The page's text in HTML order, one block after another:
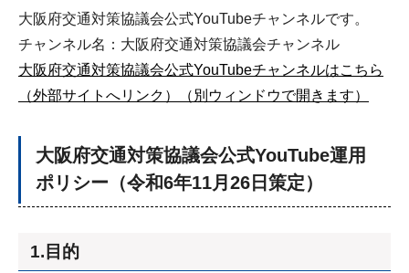
大阪府交通対策協議会公式YouTubeチャンネルです。
チャンネル名：大阪府交通対策協議会チャンネル
大阪府交通対策協議会公式YouTubeチャンネルはこちら
（外部サイトへリンク）（別ウィンドウで開きます）
大阪府交通対策協議会公式YouTube運用
ポリシー（令和6年11月26日策定）
1.目的